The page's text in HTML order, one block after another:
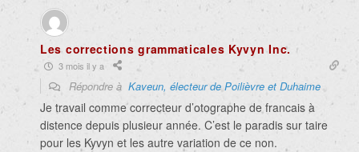
Les corrections grammaticales Kyvyn Inc.
3 mois il y a
Répondre à Kaveun, électeur de Poilièvre et Duhaime
Je travail comme correcteur d’otographe de francais à
distence depuis plusieur année. C’est le paradis sur taire
pour les Kyvyn et les autre variation de ce non.